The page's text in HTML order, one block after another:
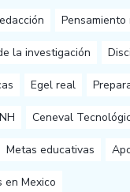
Pensamiento
la investigación
Egel real
Ceneval
Metas educativas
en Mexico